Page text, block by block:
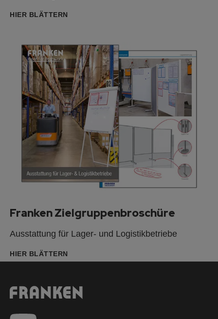
HIER BLÄTTERN
Franken Zielgruppenbroschüre
Ausstattung für Lager- und Logistikbetriebe
HIER BLÄTTERN